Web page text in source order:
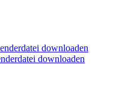
downloaden
downloaden